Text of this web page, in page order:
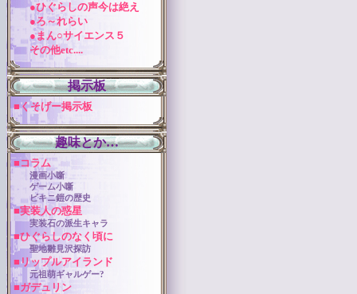
●ひぐらしの声今は絶え
●ろ～れらい
●まん○サイエンス５
その他etc....
掲示板
■くそげー掲示板
趣味とか…
■コラム
漫画小噺
ゲーム小噺
ビキニ鎧の歴史
■実装人の惑星
実装石の派生キャラ
■ひぐらしのなく頃に
聖地雛見沢探訪
■リップルアイランド
元祖萌ギャルゲー?
■ガデュリン